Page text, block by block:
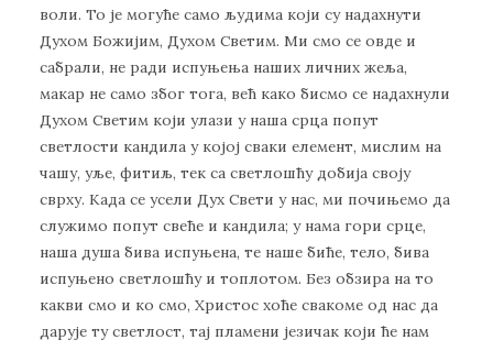
воли. То је могуће само људима који су надахнути
Духом Божијим, Духом Светим. Ми смо се овде и
сабрали, не ради испуњења наших личних жеља,
макар не само због тога, већ како бисмо се надахнули
Духом Светим који улази у наша срца попут
светлости кандила у којој сваки елемент, мислим на
чашу, уље, фитиљ, тек са светлошћу добија своју
сврху. Када се усели Дух Свети у нас, ми почињемо да
служимо попут свеће и кандила; у нама гори срце,
наша душа бива испуњена, те наше биће, тело, бива
испуњено светлошћу и топлотом. Без обзира на то
какви смо и ко смо, Христос хоће свакоме од нас да
дарује ту светлост, тај пламени језичак који ће нам